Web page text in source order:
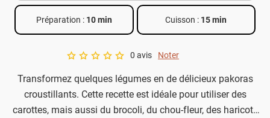
Guide d'achatPréparation : 10 min Cuisson : 15 min
A star rating of 0 out of 5.
0 avis Noter
Transformez quelques légumes en de délicieux pakoras
croustillants. Cette recette est idéale pour utiliser des
carottes, mais aussi du brocoli, du chou-fleur, des haricots